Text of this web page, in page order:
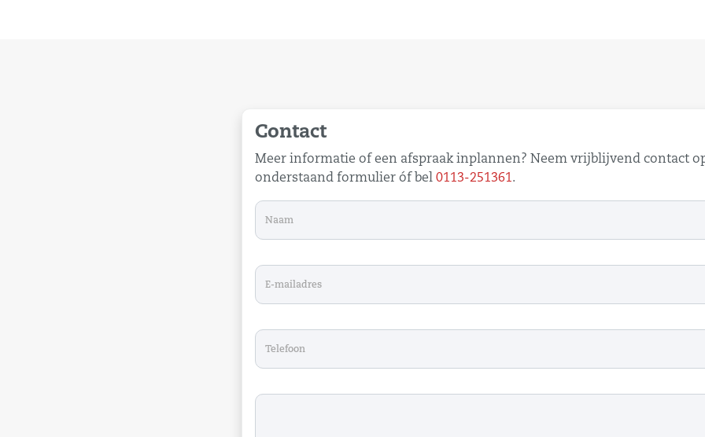
Contact
Meer informatie of een afspraak inplannen? Neem vrijblijvend contact
onderstaand formulier óf bel 0113-251361.